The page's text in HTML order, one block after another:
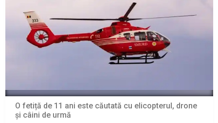
O fetiță de 11 ani este căutată cu elicopterul, drone
și câini de urmă